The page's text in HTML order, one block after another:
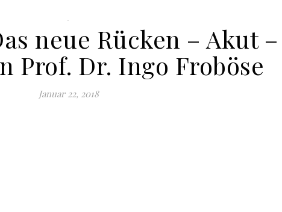
.
neue Rücken – Akut –
Prof. Dr. Ingo Froböse
Januar 22, 2018